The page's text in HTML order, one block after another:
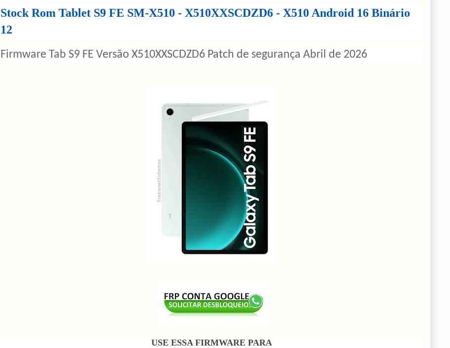
Stock Rom Tablet S9 FE SM-X510 - X510XXSCDZD6 - X510 Android 16 Binário
12
Firmware Tab S9 FE Versão X510XXSCDZD6 Patch de segurança Abril de 2026
USE ESSA FIRMWARE PARA